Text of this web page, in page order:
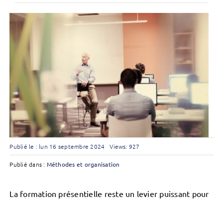
Publié le : lun 16 septembre 2024 Views: 927
Publié dans : Méthodes et organisation
La formation présentielle reste un levier puissant pour